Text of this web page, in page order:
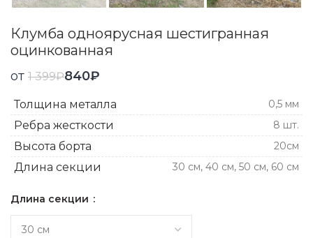
Клумба одноярусная шестигранная
оцинкованная
от 1 399₽840₽
Толщина металла 0,5 мм
Ребра жесткости 8 шт.
Высота борта 20см
Длина секции 30 см, 40 см, 50 см, 60 см
Длина секции